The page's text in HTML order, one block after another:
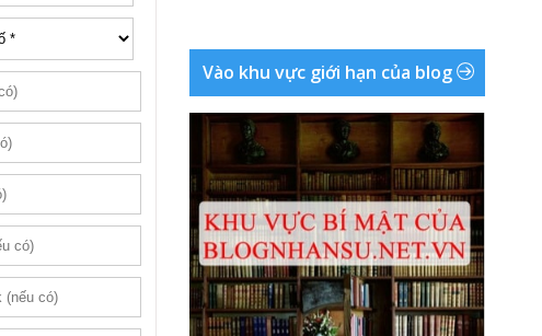
Vào khu vực giới hạn của blog